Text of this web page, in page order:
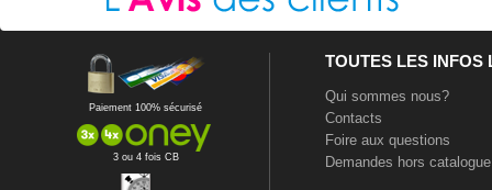
Paiement 100% sécurisé
3 ou 4 fois CB
TOUTES LES INFOS
Qui sommes nous?
Contacts
Foire aux questions
Demandes hors catalogue